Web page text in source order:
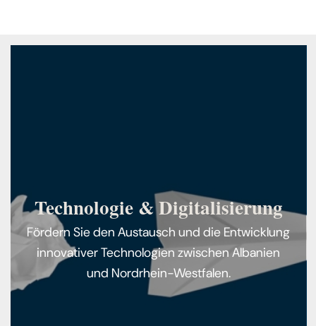
Technologie & Digitalisierung
Fördern Sie den Austausch und die Entwicklung
innovativer Technologien zwischen Albanien
und Nordrhein-Westfalen.